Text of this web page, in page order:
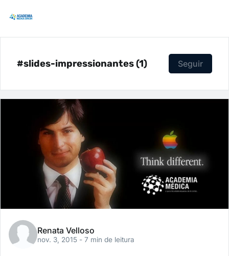
#slides-impressionantes (1) Seguir
Renata Velloso
nov. 3, 2015 - 7 min de leitura